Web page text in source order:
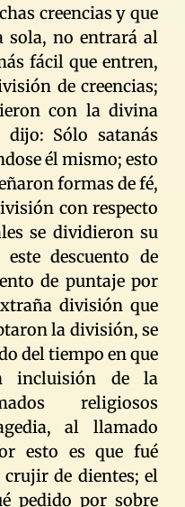
creencias y que
sola, no entrará al
fácil que entren,
de creencias;
con la divina
dijo: Sólo satanás
él mismo; esto
formas de fé,
con respecto
se dividieron su
descuento de
de puntaje por
división que
la división, se
del tiempo en que
incluisión de la
religiosos
al llamado
esto es que fué
de dientes; el
pedido por sobre